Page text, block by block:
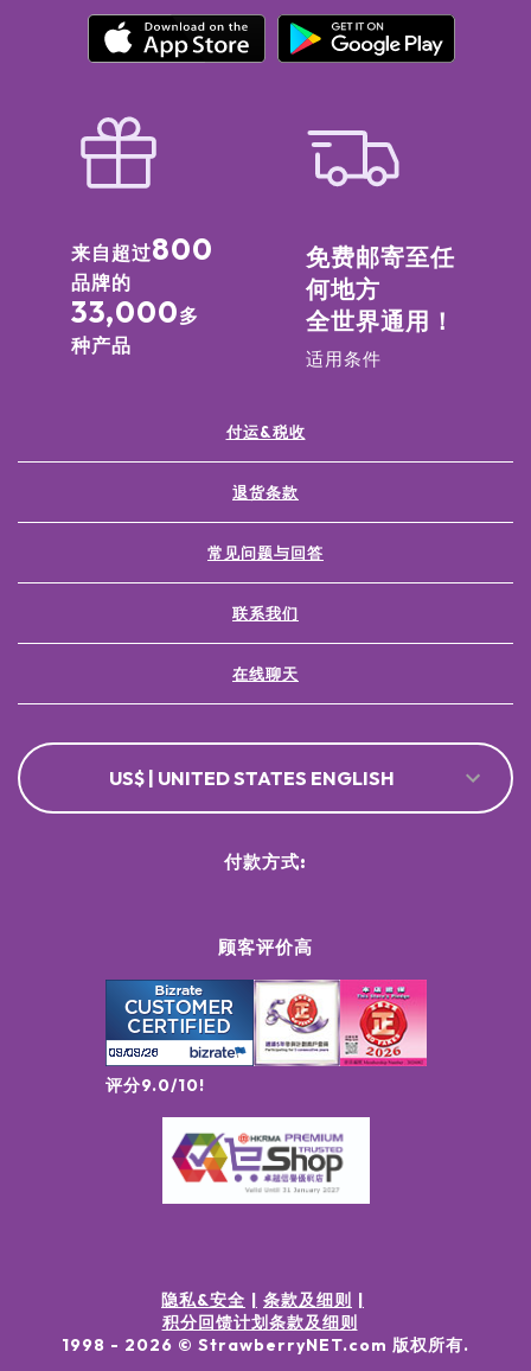
来自超过800
品牌的
33,000多
种产品
免费邮寄至任
何地方
全世界通用！
适用条件
付运&税收
退货条款
常见问题与回答
联系我们
在线聊天
US$ | UNITED STATES ENGLISH
顾客评价高
评分9.0/10!
付款方式:
隐私&安全
条款及细则
积分回馈计划条款及细则
1998 - 2026 © StrawberryNET.com 版权所有.